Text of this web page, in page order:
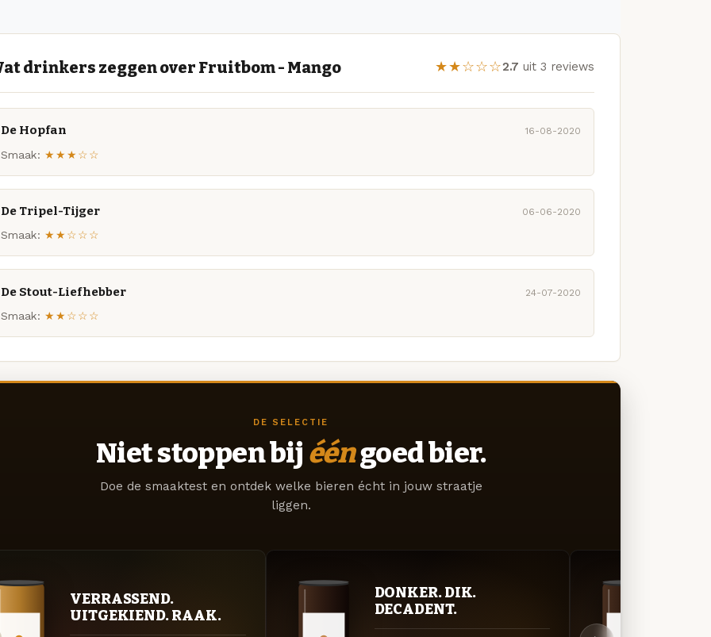
drinkers zeggen over Fruitbom - Mango ★★☆☆☆2.7 uit 3 reviews
De Hopfan 16-08-2020
Smaak: ★★★☆☆
De Tripel-Tijger 06-06-2020
Smaak: ★★☆☆☆
De Stout-Liefhebber 24-07-2020
Smaak: ★★☆☆☆
DE SELECTIE
Niet stoppen bij ééngoed bier.
Doe de smaaktest en ontdek welke bieren écht in jouw straatje
liggen.
VERRASSEND.
UITGEKIEND. RAAK.
DONKER. DIK.
DECADENT.